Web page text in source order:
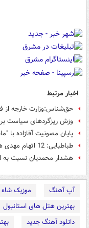
اخبار مرتبط
حق‌شناس:وزارت خارجه از
وزش ریزگردهای سیاست
پایان مصونیت آقازاده با
طباطبایی: 12 اتهام مهدی هاشمی را قبول دارم
هشدار محمدیان نسبت به
آپ آهنگ موزیک شاه
بهترین هتل های استانبول
دانلود آهنگ جدید